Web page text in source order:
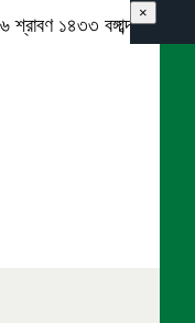
১৪৩৩ বঙ্গাব্দ
×